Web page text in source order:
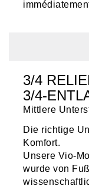
3/4
3/4-
Mittlere
Die richtige
Komfort.
Unsere Vio-
wurde von